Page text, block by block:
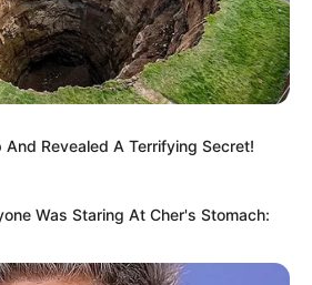
And Revealed A Terrifying Secret!
Was Staring At Cher's Stomach: